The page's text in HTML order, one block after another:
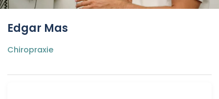
Edgar Mas
Chiropraxie